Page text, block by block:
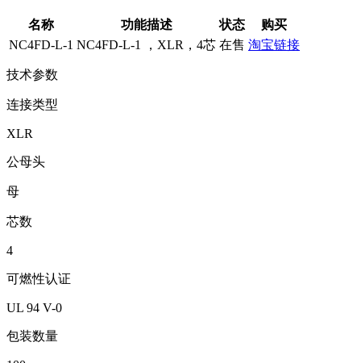
名称 功能描述 状态
购买
NC4FD-L-1 NC4FD-L-1 ，XLR，4芯 在售 淘宝链接
技术参数
连接类型
XLR
公母头
母
芯数
4
可燃性认证
UL 94 V-0
包装数量